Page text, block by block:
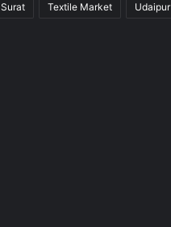
Surat Textile Market Udaipur